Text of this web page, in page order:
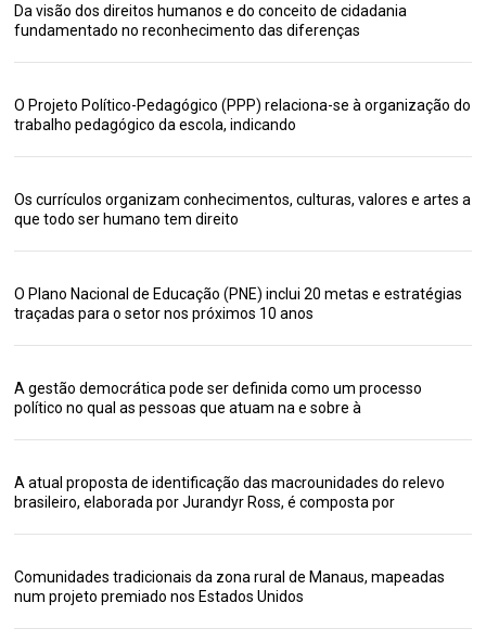
Da visão dos direitos humanos e do conceito de cidadania
fundamentado no reconhecimento das diferenças
O Projeto Político-Pedagógico (PPP) relaciona-se à organização do
trabalho pedagógico da escola, indicando
Os currículos organizam conhecimentos, culturas, valores e artes a
que todo ser humano tem direito
O Plano Nacional de Educação (PNE) inclui 20 metas e estratégias
traçadas para o setor nos próximos 10 anos
A gestão democrática pode ser definida como um processo
político no qual as pessoas que atuam na e sobre à
A atual proposta de identificação das macrounidades do relevo
brasileiro, elaborada por Jurandyr Ross, é composta por
Comunidades tradicionais da zona rural de Manaus, mapeadas
num projeto premiado nos Estados Unidos